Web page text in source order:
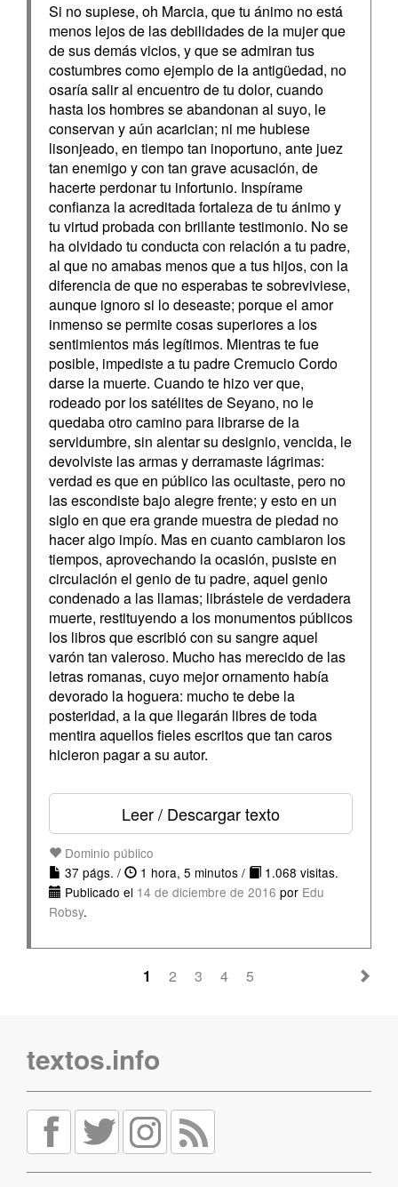
Si no supiese, oh Marcia, que tu ánimo no está
menos lejos de las debilidades de la mujer que
de sus demás vicios, y que se admiran tus
costumbres como ejemplo de la antigüedad, no
osaría salir al encuentro de tu dolor, cuando
hasta los hombres se abandonan al suyo, le
conservan y aún acarician; ni me hubiese
lisonjeado, en tiempo tan inoportuno, ante juez
tan enemigo y con tan grave acusación, de
hacerte perdonar tu infortunio. Inspírame
confianza la acreditada fortaleza de tu ánimo y
tu virtud probada con brillante testimonio. No se
ha olvidado tu conducta con relación a tu padre,
al que no amabas menos que a tus hijos, con la
diferencia de que no esperabas te sobreviviese,
aunque ignoro si lo deseaste; porque el amor
inmenso se permite cosas superiores a los
sentimientos más legítimos. Mientras te fue
posible, impediste a tu padre Cremucio Cordo
darse la muerte. Cuando te hizo ver que,
rodeado por los satélites de Seyano, no le
quedaba otro camino para librarse de la
servidumbre, sin alentar su designio, vencida, le
devolviste las armas y derramaste lágrimas:
verdad es que en público las ocultaste, pero no
las escondiste bajo alegre frente; y esto en un
siglo en que era grande muestra de piedad no
hacer algo impío. Mas en cuanto cambiaron los
tiempos, aprovechando la ocasión, pusiste en
circulación el genio de tu padre, aquel genio
condenado a las llamas; librástele de verdadera
muerte, restituyendo a los monumentos públicos
los libros que escribió con su sangre aquel
varón tan valeroso. Mucho has merecido de las
letras romanas, cuyo mejor ornamento había
devorado la hoguera: mucho te debe la
posteridad, a la que llegarán libres de toda
mentira aquellos fieles escritos que tan caros
hicieron pagar a su autor.
Leer / Descargar texto
Dominio público
37 págs. /
1 hora, 5 minutos /
1.068 visitas.
Publicado el 14 de diciembre de 2016 por Edu
Robsy.
1 2 3 4 5
textos.info